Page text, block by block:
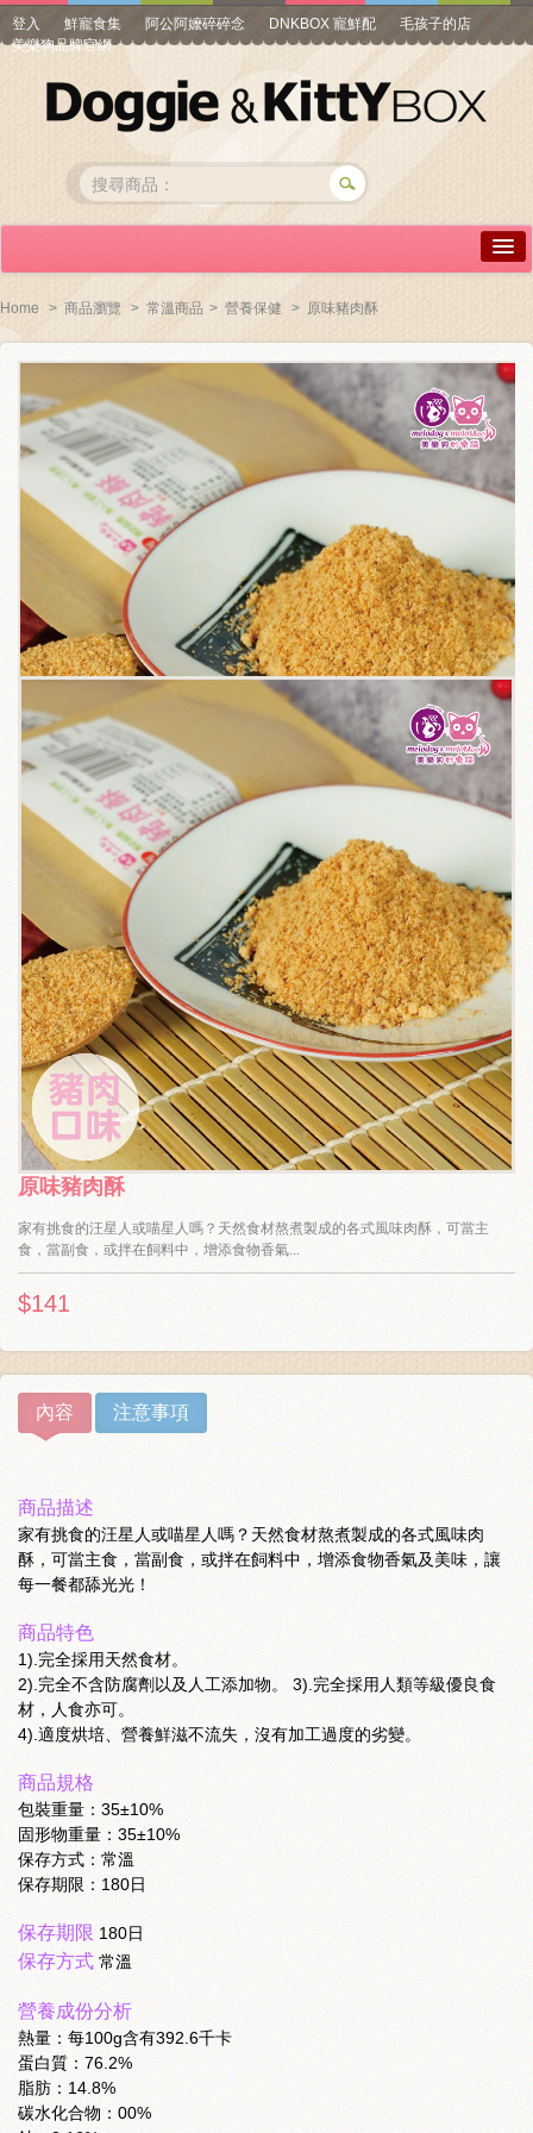
登入 鮮寵食集 阿公阿嬤碎碎念 DNKBOX 寵鮮配
毛孩子的店
美樂狗品牌官網
常見問答
線上訂購
帳號專區
關於我們
毛孩健康之道
Home > 商品瀏覽 > 常溫商品 > 營養保健 > 原味豬肉酥
原味豬肉酥
家有挑食的汪星人或喵星人嗎？天然食材熬煮製成的各式風味肉酥，可當主
食，當副食，或拌在飼料中，增添食物香氣...
$141
內容 注意事項
商品描述
家有挑食的汪星人或喵星人嗎？天然食材熬煮製成的各式風味肉
酥，可當主食，當副食，或拌在飼料中，增添食物香氣及美味，讓
每一餐都舔光光！
商品特色
1).完全採用天然食材。
2).完全不含防腐劑以及人工添加物。 3).完全採用人類等級優良食
材，人食亦可。
4).適度烘培、營養鮮滋不流失，沒有加工過度的劣變。
商品規格
包裝重量：35±10%
固形物重量：35±10%
保存方式：常溫
保存期限：180日
保存期限 180日
保存方式 常溫
營養成份分析
熱量：每100g含有392.6千卡
蛋白質：76.2%
脂肪：14.8%
碳水化合物：00%